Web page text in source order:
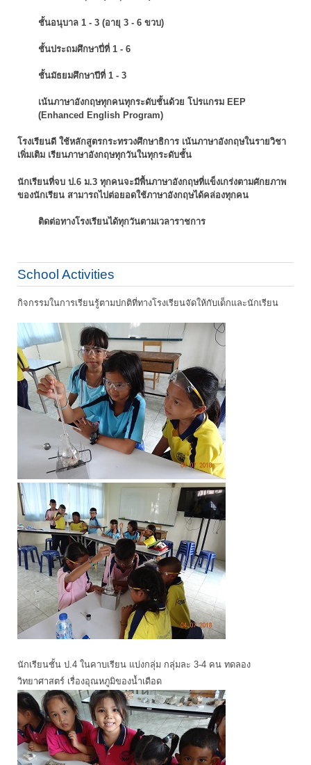
ชั้นอนุบาล 1 - 3 (อายุ 3 - 6 ขวบ)
ชั้นประถมศึกษาปี่ที่ 1 - 6
ชั้นมัธยมศึกษาปีที่ 1 - 3
เน้นภาษาอังกฤษทุกคนทุกระดับชั้นด้วย โปรแกรม EEP
(Enhanced English Program)
โรงเรียนดี ใช้หลักสูตรกระทรวงศึกษาธิการ เน้นภาษาอังกฤษในรายวิชา
เพิ่มเติม เรียนภาษาอังกฤษทุกวันในทุกระดับชั้น
นักเรียนที่จบ ป.6 ม.3 ทุกคนจะมีพื้นภาษาอังกฤษที่แข็งเกร่งตามศักยภาพ
ของนักเรียน สามารถไปต่อยอดใช้ภาษาอังกฤษได้คล่องทุกคน
ติดต่อทางโรงเรียนได้ทุกวันตามเวลาราชการ
School Activities
กิจกรรมในการเรียนรู้ตามปกติที่ทางโรงเรียนจัดให้กับเด็กและนักเรียน
นักเรียนชั้น ป.4 ในคาบเรียน แบ่งกลุ่ม กลุ่มละ 3-4 คน ทดลอง
วิทยาศาสตร์ เรื่องอุณหภูมิของน้ำเดือด